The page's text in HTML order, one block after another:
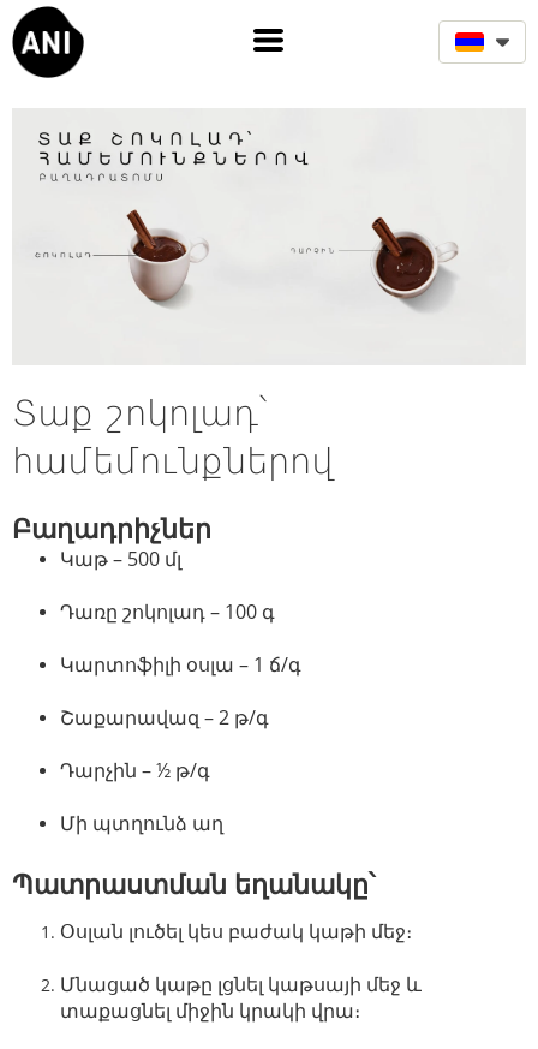
Տաք շոկոլադ՝
համեմունքներով
Բաղադրիչներ
Կաթ – 500 մլ
Դառը շոկոլադ – 100 գ
Կարտոֆիլի օսլա – 1 ճ/գ
Շաքարավազ – 2 թ/գ
Դարչին – ½ թ/գ
Մի պտղունձ աղ
Պատրաստման եղանակը՝
Օսլան լուծել կես բաժակ կաթի մեջ։
Մնացած կաթը լցնել կաթսայի մեջ և
տաքացնել միջին կրակի վրա։